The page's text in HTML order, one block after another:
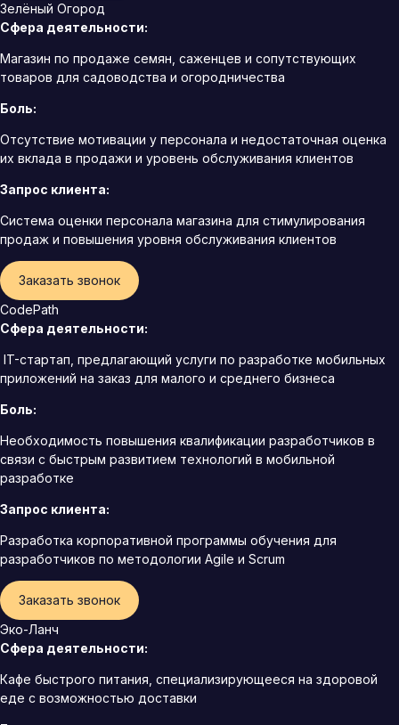
Зелёный Огород
Сфера деятельности:
Магазин по продаже семян, саженцев и сопутствующих
товаров для садоводства и огородничества
Боль:
Отсутствие мотивации у персонала и недостаточная оценка
их вклада в продажи и уровень обслуживания клиентов
Запрос клиента:
Система оценки персонала магазина для стимулирования
продаж и повышения уровня обслуживания клиентов
Заказать звонок
CodePath
Сфера деятельности:
IT-стартап, предлагающий услуги по разработке мобильных
приложений на заказ для малого и среднего бизнеса
Боль:
Необходимость повышения квалификации разработчиков в
связи с быстрым развитием технологий в мобильной
разработке
Запрос клиента:
Разработка корпоративной программы обучения для
разработчиков по методологии Agile и Scrum
Заказать звонок
Эко-Ланч
Сфера деятельности:
Кафе быстрого питания, специализирующееся на здоровой
еде с возможностью доставки